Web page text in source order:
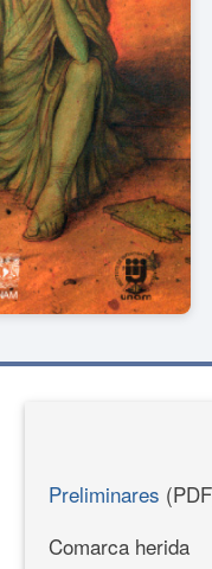
Preliminares
Comarca herida